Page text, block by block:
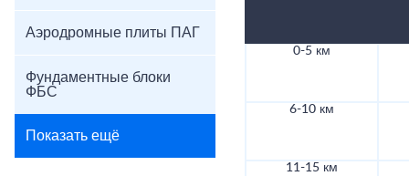
Аэродромные плиты ПАГ
Фундаментные блоки
ФБС
Показать ещё
0-5 км
6-10 км
11-15 км